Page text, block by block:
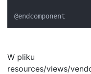
@endcomponent
W pliku
resources/views/